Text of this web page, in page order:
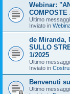
Webinar:
COMPOSTE
Ultimo
Inviato in
de Miranda,
SULLO
1/2025
Ultimo
Inviato in
Benvenuti
Ultimo